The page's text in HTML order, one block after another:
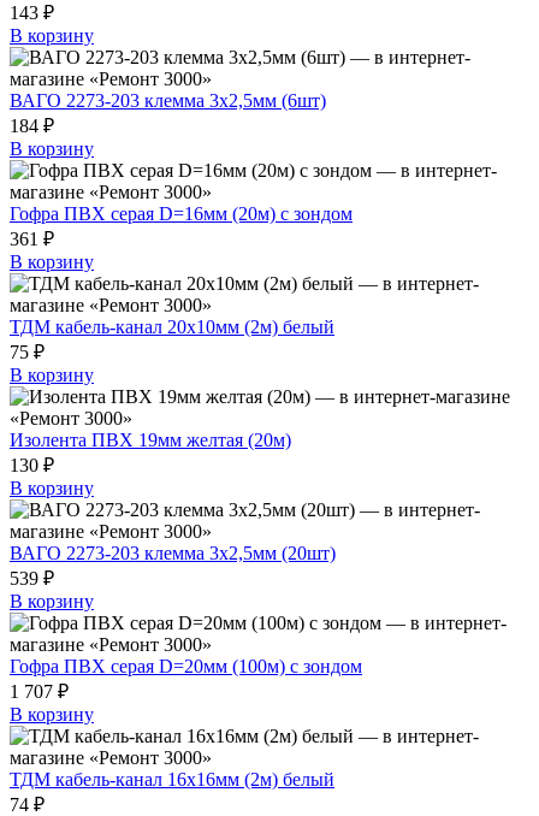
143 ₽
В корзину
ВАГО 2273-203 клемма 3х2,5мм (6шт)
184 ₽
В корзину
Гофра ПВХ серая D=16мм (20м) с зондом
361 ₽
В корзину
ТДМ кабель-канал 20х10мм (2м) белый
75 ₽
В корзину
Изолента ПВХ 19мм желтая (20м)
130 ₽
В корзину
ВАГО 2273-203 клемма 3х2,5мм (20шт)
539 ₽
В корзину
Гофра ПВХ серая D=20мм (100м) с зондом
1 707 ₽
В корзину
ТДМ кабель-канал 16х16мм (2м) белый
74 ₽